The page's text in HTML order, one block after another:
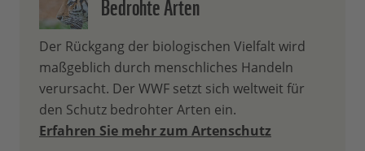
Der Rückgang der biologischen Vielfalt wird
maßgeblich durch menschliches Handeln
verursacht. Der WWF setzt sich weltweit für
den Schutz bedrohter Arten ein.
Erfahren Sie mehr zum Artenschutz